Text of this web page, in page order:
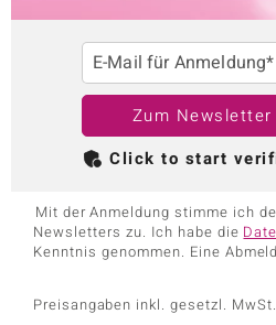
E-Mail für Anmeldung*
Zum Newsletter
Click to start
Mit der Anmeldung stimme ich
Newsletters zu. Ich habe die
Kenntnis genommen. Eine
Preisangaben inkl. gesetzl.